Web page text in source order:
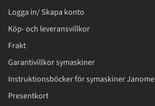
Logga in/ Skapa konto
Köp- och leveransvillkor
Frakt
Garantivillkor symaskiner
Instruktionsböcker för symaskiner Janome
Presentkort